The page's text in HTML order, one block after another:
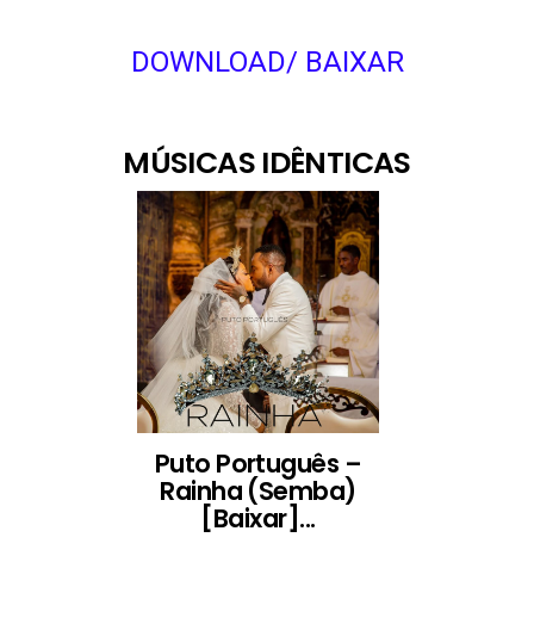
DOWNLOAD/ BAIXAR
MÚSICAS IDÊNTICAS
Puto Português –
Rainha (Semba)
[Baixar]...